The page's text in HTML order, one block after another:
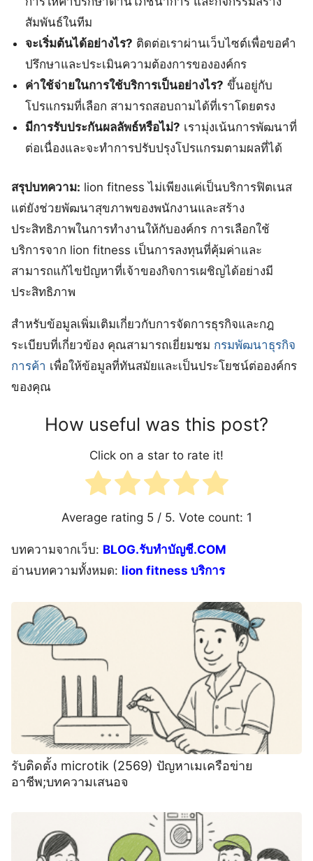
สัมพันธ์ในทีม
จะเริ่มต้นได้อย่างไร? ติดต่อเราผ่านเว็บไซต์เพื่อขอคำ
ปรึกษาและประเมินความต้องการขององค์กร
ค่าใช้จ่ายในการใช้บริการเป็นอย่างไร? ขึ้นอยู่กับ
โปรแกรมที่เลือก สามารถสอบถามได้ที่เราโดยตรง
มีการรับประกันผลลัพธ์หรือไม่? เรามุ่งเน้นการพัฒนาที่
ต่อเนื่องและจะทำการปรับปรุงโปรแกรมตามผลที่ได้
สรุปบทความ: lion fitness ไม่เพียงแค่เป็นบริการฟิตเนส
แต่ยังช่วยพัฒนาสุขภาพของพนักงานและสร้าง
ประสิทธิภาพในการทำงานให้กับองค์กร การเลือกใช้
บริการจาก lion fitness เป็นการลงทุนที่คุ้มค่าและ
สามารถแก้ไขปัญหาที่เจ้าของกิจการเผชิญได้อย่างมี
ประสิทธิภาพ
สำหรับข้อมูลเพิ่มเติมเกี่ยวกับการจัดการธุรกิจและกฎ
ระเบียบที่เกี่ยวข้อง คุณสามารถเยี่ยมชม กรมพัฒนาธุรกิจ
การค้า เพื่อให้ข้อมูลที่ทันสมัยและเป็นประโยชน์ต่อองค์กร
ของคุณ
How useful was this post?
Click on a star to rate it!
Average rating 5/ 5. Vote count: 1
บทความจากเว็บ: BLOG.รับทำบัญชี.COM
อ่านบทความทั้งหมด: lion fitness บริการ
รับติดตั้ง microtik (2569) ปัญหาเมเครือข่าย
อาชีพ;บทความเสนอจ